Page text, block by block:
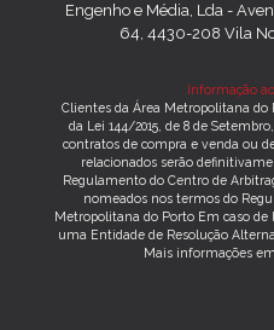
Engenho e Média, Lda -
64, 4430-208 Vila
Informação
Clientes da Área Metropolitana do
da Lei 144/2015, de 8 de
contratos de compra e venda ou
relacionados serão
Regulamento do Centro de
nomeados nos termos do
Metropolitana do Porto Em caso
uma Entidade de Resolução
Mais informações